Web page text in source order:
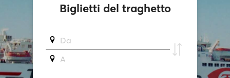
Biglietti del traghetto
Da
A